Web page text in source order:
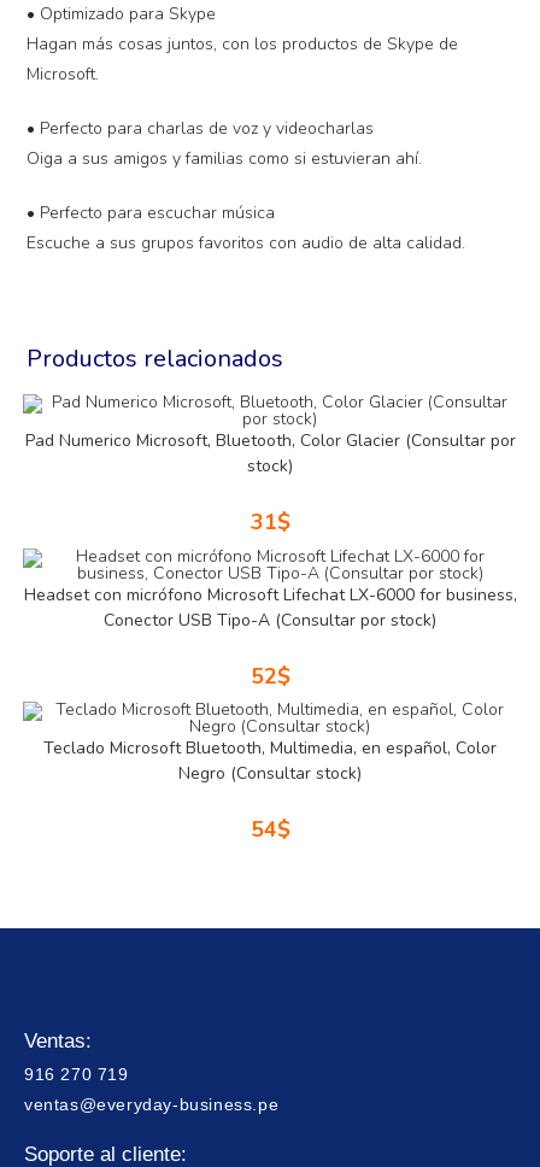
• Optimizado para Skype
Hagan más cosas juntos, con los productos de Skype de
Microsoft.
• Perfecto para charlas de voz y videocharlas
Oiga a sus amigos y familias como si estuvieran ahí.
• Perfecto para escuchar música
Escuche a sus grupos favoritos con audio de alta calidad.
Productos relacionados
Pad Numerico Microsoft, Bluetooth, Color Glacier (Consultar por
stock)
31$
Headset con micrófono Microsoft Lifechat LX-6000 for business,
Conector USB Tipo-A (Consultar por stock)
52$
Teclado Microsoft Bluetooth, Multimedia, en español, Color
Negro (Consultar stock)
54$
Ventas:
916 270 719
ventas@everyday-business.pe
Soporte al cliente: